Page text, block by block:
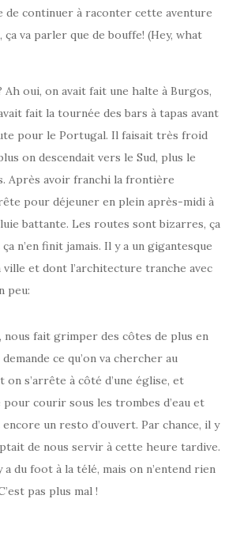
de continuer à raconter cette aventure
ça va parler que de bouffe! (Hey, what
Ah oui, on avait fait une halte à Burgos,
fait la tournée des bars à tapas avant
pour le Portugal. Il faisait très froid
on descendait vers le Sud, plus le
Après avoir franchi la frontière
pour déjeuner en plein après-midi à
battante. Les routes sont bizarres, ça
n’en finit jamais. Il y a un gigantesque
ville et dont l’architecture tranche avec
peu:
nous fait grimper des côtes de plus en
ce qu’on va chercher au
on s’arrête à côté d’une église, et
courir sous les trombes d’eau et
un resto d’ouvert. Par chance, il y
de nous servir à cette heure tardive.
a du foot à la télé, mais on n’entend rien
pas plus mal !